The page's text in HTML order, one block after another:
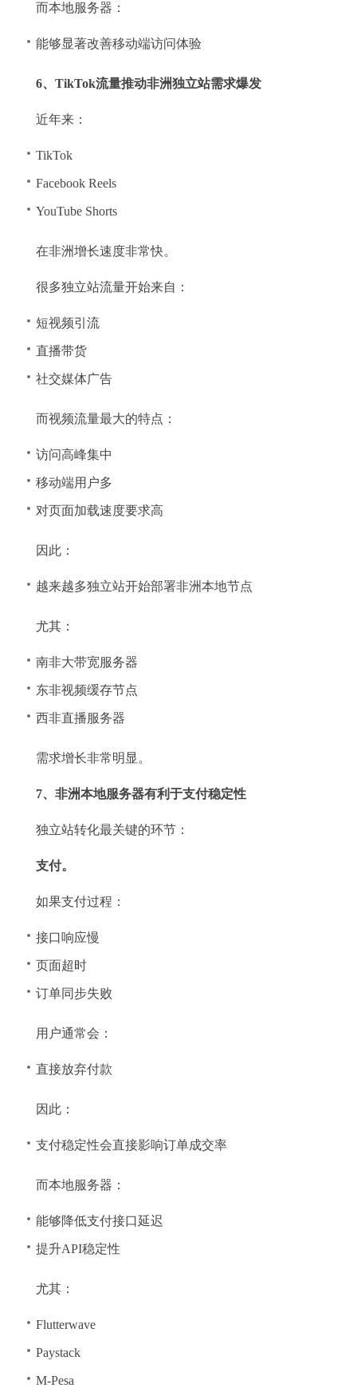
而本地服务器：
能够显著改善移动端访问体验
6、TikTok流量推动非洲独立站需求爆发
近年来：
TikTok
Facebook Reels
YouTube Shorts
在非洲增长速度非常快。
很多独立站流量开始来自：
短视频引流
直播带货
社交媒体广告
而视频流量最大的特点：
访问高峰集中
移动端用户多
对页面加载速度要求高
因此：
越来越多独立站开始部署非洲本地节点
尤其：
南非大带宽服务器
东非视频缓存节点
西非直播服务器
需求增长非常明显。
7、非洲本地服务器有利于支付稳定性
独立站转化最关键的环节：
支付。
如果支付过程：
接口响应慢
页面超时
订单同步失败
用户通常会：
直接放弃付款
因此：
支付稳定性会直接影响订单成交率
而本地服务器：
能够降低支付接口延迟
提升API稳定性
尤其：
Flutterwave
Paystack
M-Pesa